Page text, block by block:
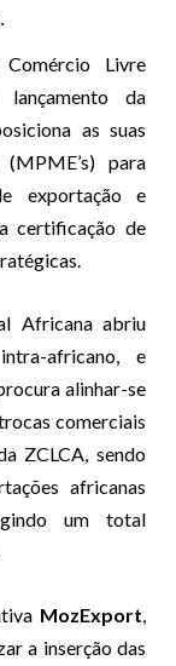
Livre
da
as suas
para
exportação e
certificação de
Africana abriu
africano, e
alinhar-se
comerciais
ZCLCA, sendo
africanas
um total
MozExport,
a inserção das